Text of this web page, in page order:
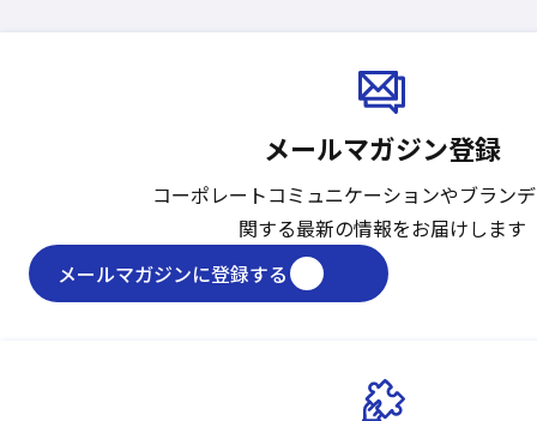
メールマガジン登録
コーポレートコミュニケーションやブラン
関する最新の情報をお届けします
メールマガジンに登録する